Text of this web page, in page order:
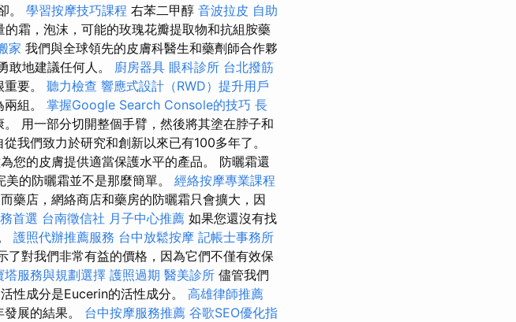
。 學習按摩技巧課程 右苯二甲醇 音波拉皮 自助
的霜，泡沫，可能的玫瑰花瓣提取物和抗組胺藥
家 我們與全球領先的皮膚科醫生和藥劑師合作夥
敢地建議任何人。 廚房器具 眼科診所 台北撥筋
要。 聽力檢查 響應式設計（RWD）提升用戶
組。 掌握Google Search Console的技巧 長
用一部分切開整個手臂，然後將其塗在脖子和
我們致力於研究和創新以來已有100多年了。
您的皮膚提供適當保護水平的產品。 防曬霜還
的防曬霜並不是那麼簡單。 經絡按摩專業課程
藥店，網絡商店和藥房的防曬霜只會擴大，因
首選 台南徵信社 月子中心推薦 如果您還沒有找
護照代辦推薦服務 台中放鬆按摩 記帳士事務所
了對我們非常有益的價格，因為它們不僅有效保
塔服務與規劃選擇 護照過期 醫美診所 儘管我們
性成分是Eucerin的活性成分。 高雄律師推薦
展的結果。 台中按摩服務推薦 谷歌SEO優化指